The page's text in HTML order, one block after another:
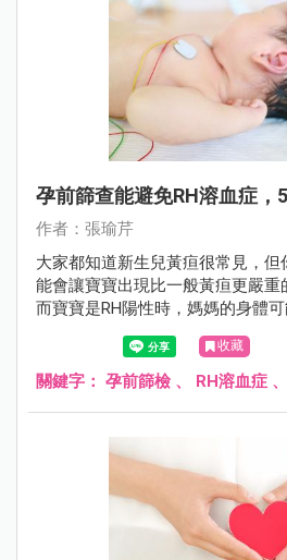
孕前篩查能避免RH溶血症，
作者：張瑜芹
大家都知道新生兒黃疸很常見，但
能會讓寶寶出現比一般黃疸更嚴重
而寶寶是RH陽性時，媽媽的身體
紅血球，導致寶寶出現各種嚴重問
收藏
關鍵字： 孕前篩檢 、 RH溶血症 、